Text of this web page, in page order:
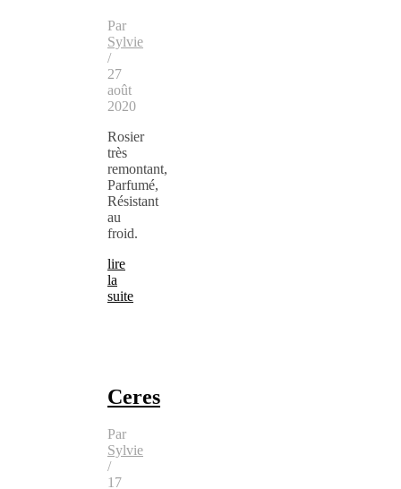
Par
Sylvie
/
27
août
2020
Rosier
très
remontant,
Parfumé,
Résistant
au
froid.
lire
la
suite
Ceres
Par
Sylvie
/
17